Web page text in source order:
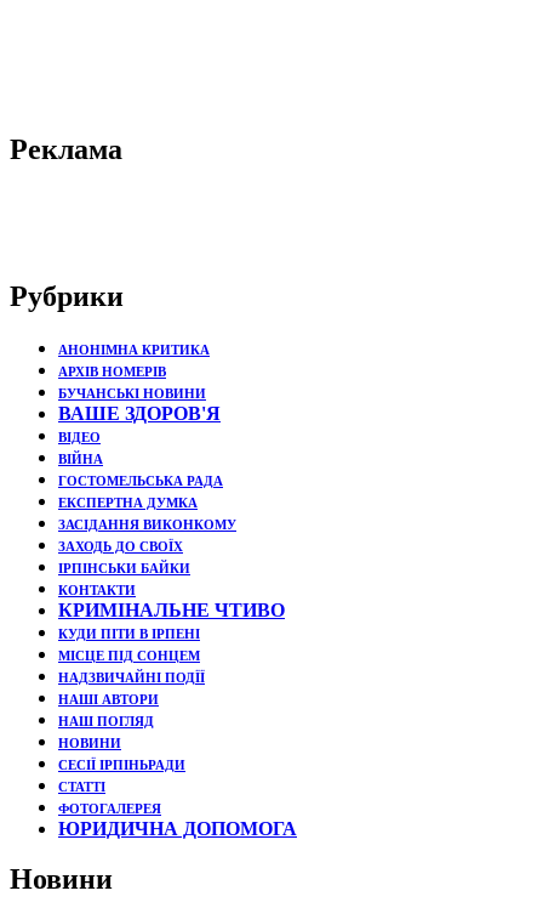
Реклама
Рубрики
АНОНІМНА КРИТИКА
АРХІВ НОМЕРІВ
БУЧАНСЬКІ НОВИНИ
ВАШЕ ЗДОРОВ'Я
ВІДЕО
ВІЙНА
ГОСТОМЕЛЬСЬКА РАДА
ЕКСПЕРТНА ДУМКА
ЗАСІДАННЯ ВИКОНКОМУ
ЗАХОДЬ ДО СВОЇХ
ІРПІНСЬКИ БАЙКИ
КОНТАКТИ
КРИМІНАЛЬНЕ ЧТИВО
КУДИ ПІТИ В ІРПЕНІ
МІСЦЕ ПІД СОНЦЕМ
НАДЗВИЧАЙНІ ПОДЇЇ
НАШІ АВТОРИ
НАШ ПОГЛЯД
НОВИНИ
СЕСІЇ ІРПІНЬРАДИ
СТАТТІ
ФОТОГАЛЕРЕЯ
ЮРИДИЧНА ДОПОМОГА
Новини